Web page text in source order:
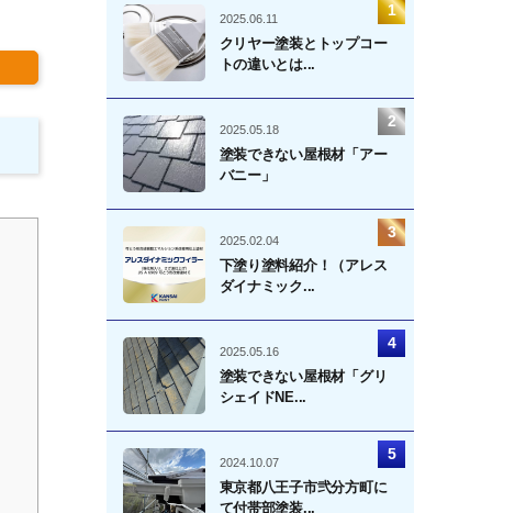
2025.06.11
クリヤー塗装とトップコー
トの違いとは...
2025.05.18
塗装できない屋根材「アー
バニー」
2025.02.04
下塗り塗料紹介！（アレス
ダイナミック...
2025.05.16
塗装できない屋根材「グリ
シェイドNE...
2024.10.07
東京都八王子市弐分方町に
て付帯部塗装...